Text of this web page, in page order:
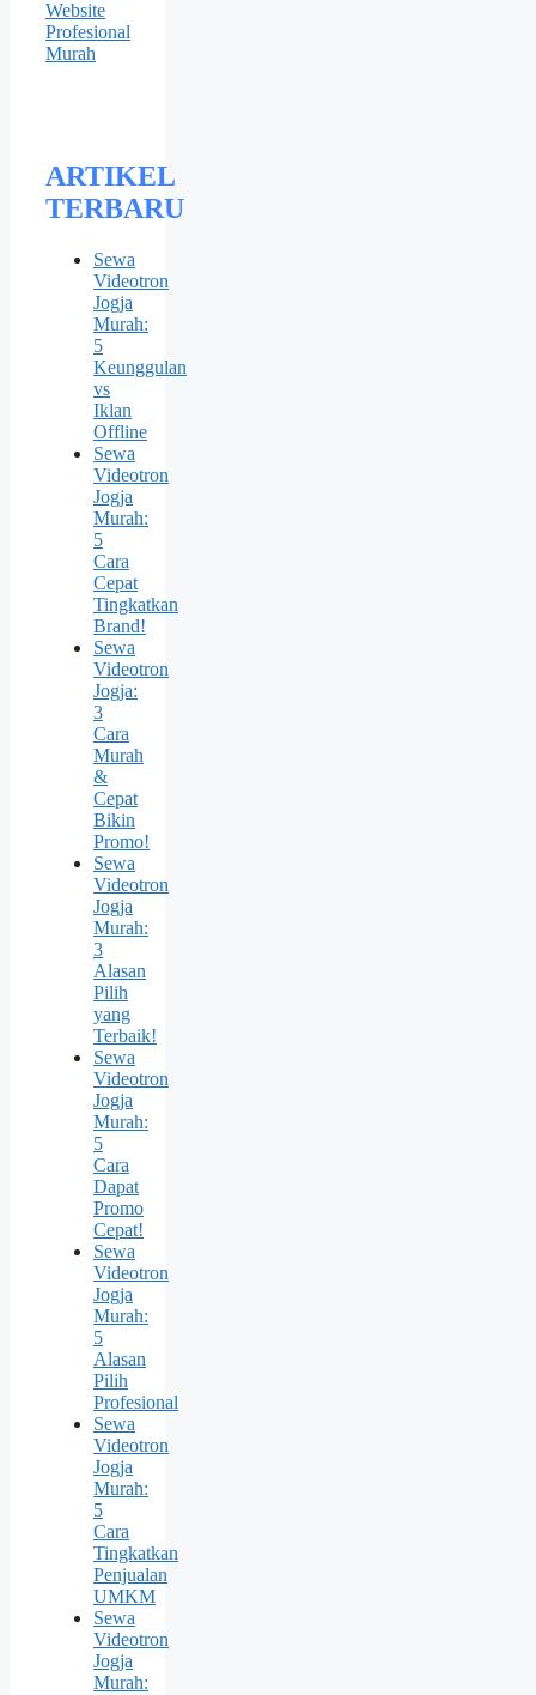
ARTIKEL
TERBARU
Sewa
Videotron
Jogja
Murah:
5
Keunggulan
vs
Iklan
Offline
Sewa
Videotron
Jogja
Murah:
5
Cara
Cepat
Tingkatkan
Brand!
Sewa
Videotron
Jogja:
3
Cara
Murah
&
Cepat
Bikin
Promo!
Sewa
Videotron
Jogja
Murah:
3
Alasan
Pilih
yang
Terbaik!
Sewa
Videotron
Jogja
Murah:
5
Cara
Dapat
Promo
Cepat!
Sewa
Videotron
Jogja
Murah:
5
Alasan
Pilih
Profesional
Sewa
Videotron
Jogja
Murah:
5
Cara
Tingkatkan
Penjualan
UMKM
Sewa
Videotron
Jogja
Murah: